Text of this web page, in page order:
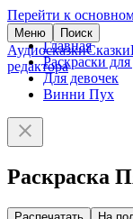
Перейти к
Меню Поиск
АудиосказкиСказки
редактора
Главная
Раскраски для
Для девочек
Винни Пух
Раскраска